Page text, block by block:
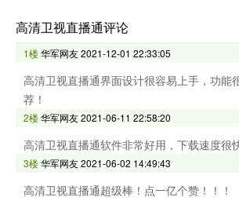
高清卫视直播通评论
1楼华军网友2021-12-01 22:33:05
高清卫视直播通界面设计很容易上手，功能
荐！
2楼华军网友2021-06-11 22:58:20
高清卫视直播通软件非常好用，下载速度很
3楼华军网友2021-06-02 14:49:43
高清卫视直播通超级棒！点一亿个赞！！！